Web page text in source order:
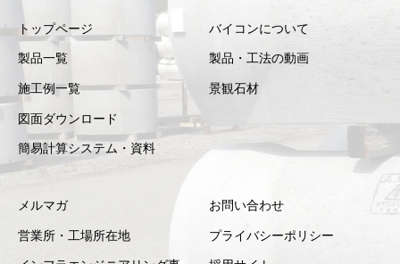
トップページ
製品一覧
施工例一覧
図面ダウンロード
簡易計算システム・資料
バイコンについて
製品・工法の動画
景観石材
メルマガ
営業所・工場所在地
お問い合わせ
プライバシーポリシー